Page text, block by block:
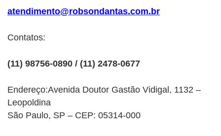
atendimento@robsondantas.com.br
Contatos:
(11) 98756-0890 / (11) 2478-0677
Endereço:Avenida Doutor Gastão Vidigal, 1132 –
Leopoldina
São Paulo, SP – CEP: 05314-000